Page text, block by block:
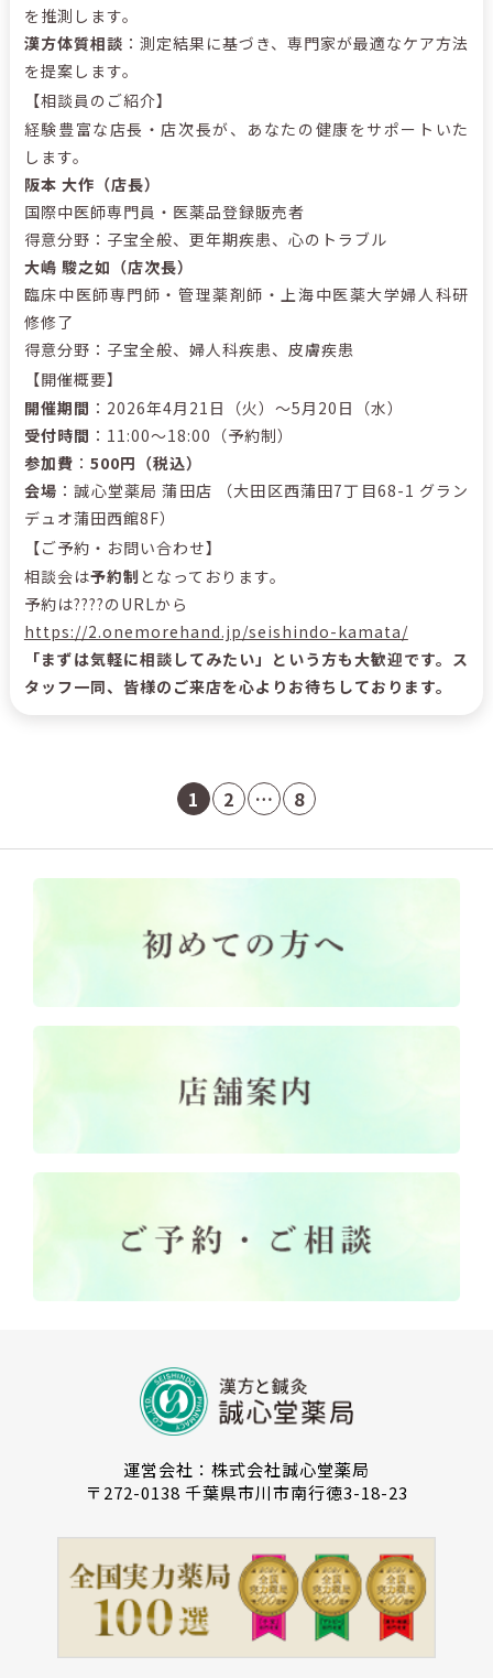
を推測します。
漢方体質相談 ：測定結果に基づき、専門家が最適なケア方法
を提案します。
【相談員のご紹介】
経験豊富な店長・店次長が、あなたの健康をサポートいた
します。
阪本 大作（店長）
国際中医師専門員・医薬品登録販売者
得意分野：子宝全般、更年期疾患、心のトラブル
大嶋 駿之如（店次長）
臨床中医師専門師・管理薬剤師・上海中医薬大学婦人科研
修修了
得意分野：子宝全般、婦人科疾患、皮膚疾患
【開催概要】
開催期間 ：2026年4月21日（火）〜5月20日（水）
受付時間 ：11:00〜18:00（予約制）
参加費 ： 500円（税込）
会場 ：誠心堂薬局 蒲田店 （大田区西蒲田7丁目68-1 グラン
デュオ蒲田西館8F）
【ご予約・お問い合わせ】
相談会は予約制 となっております。
予約は????のURLから
https://2.onemorehand.jp/seishindo-kamata/
「まずは気軽に相談してみたい」という方も大歓迎です。ス
タッフ一同、皆様のご来店を心よりお待ちしております。
1 2 … 8
運営会社：株式会社誠心堂薬局
〒272-0138 千葉県市川市南行徳3-18-23